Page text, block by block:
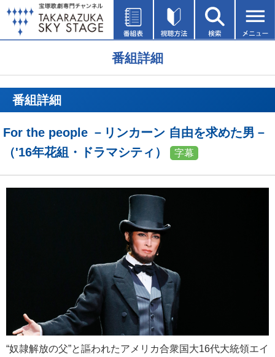
番組詳細
番組詳細
For the people －リンカーン 自由を求めた男－
（'16年花組・ドラマシティ）
字幕
“奴隷解放の父”と謳われたアメリカ合衆国大16代大統領エイ